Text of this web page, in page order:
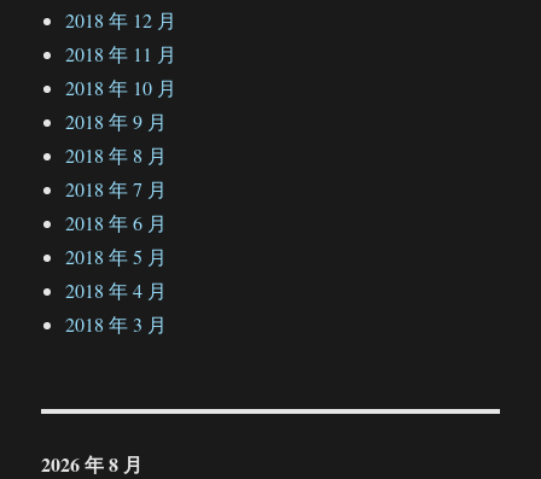
2018 年 12 月
2018 年 11 月
2018 年 10 月
2018 年 9 月
2018 年 8 月
2018 年 7 月
2018 年 6 月
2018 年 5 月
2018 年 4 月
2018 年 3 月
2026 年 8 月